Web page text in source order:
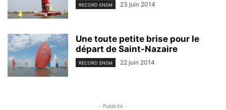
RECORD SNSM 23 juin 2014
Une toute petite brise pour le
départ de Saint-Nazaire
RECORD SNSM 22 juin 2014
- Publicité -